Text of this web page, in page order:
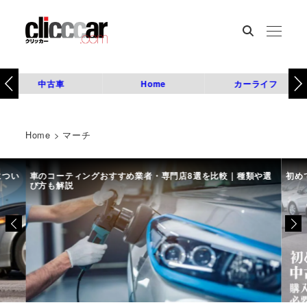
中古車 Home カーライフ
Home > マーチ
い 車のコーティングおすすめ業者・専門店8選を比較｜種類や選
び方も解説
初め